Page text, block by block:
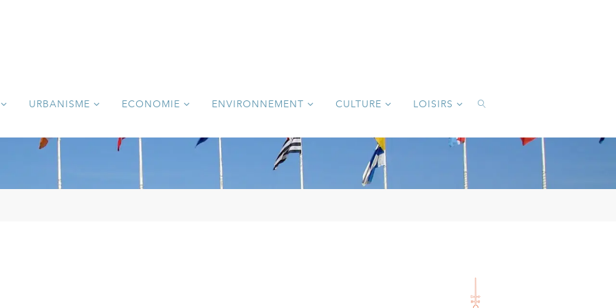
URBANISME ECONOMIE ENVIRONNEMENT CULTURE LOISIRS